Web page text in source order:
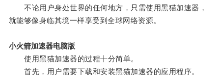
不论用户身处世界的任何地方，只需使用黑猫加速器，
就能够像身临其境一样享受到全球网络资源。
小火箭加速器电脑版
使用黑猫加速器的过程十分简单。
首先，用户需要下载和安装黑猫加速器的应用程序。